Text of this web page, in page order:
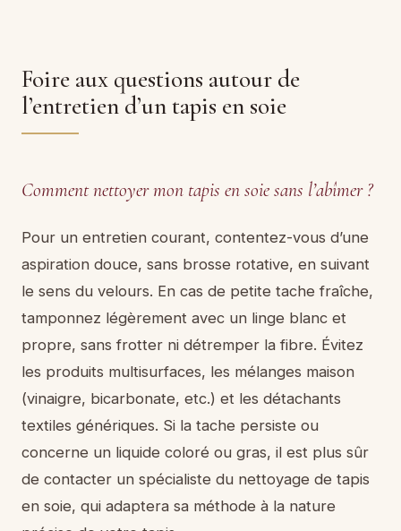
Foire aux questions autour de
l’entretien d’un tapis en soie
Comment nettoyer mon tapis en soie sans l’abîmer ?
Pour un entretien courant, contentez-vous d’une
aspiration douce, sans brosse rotative, en suivant
le sens du velours. En cas de petite tache fraîche,
tamponnez légèrement avec un linge blanc et
propre, sans frotter ni détremper la fibre. Évitez
les produits multisurfaces, les mélanges maison
(vinaigre, bicarbonate, etc.) et les détachants
textiles génériques. Si la tache persiste ou
concerne un liquide coloré ou gras, il est plus sûr
de contacter un spécialiste du nettoyage de tapis
en soie, qui adaptera sa méthode à la nature